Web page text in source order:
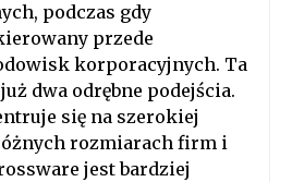
podczas gdy
przede
korporacyjnych. Ta
dwa odrębne podejścia.
się na szerokiej
rozmiarach firm i
jest bardziej